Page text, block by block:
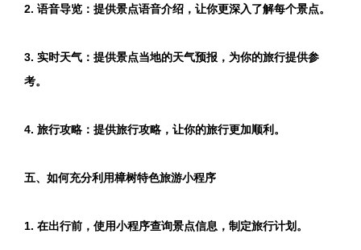
2. 语音导览：提供景点语音介绍，让你更深入了解每个景点。
3. 实时天气：提供景点当地的天气预报，为你的旅行提供参
考。
4. 旅行攻略：提供旅行攻略，让你的旅行更加顺利。
五、如何充分利用樟树特色旅游小程序
1. 在出行前，使用小程序查询景点信息，制定旅行计划。